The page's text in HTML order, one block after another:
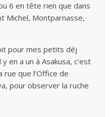
6 en tête rien que dans
Michel, Montparnasse,
pour mes petits déj
en a un à Asakusa, c’est
que l’Office de
pour observer la ruche